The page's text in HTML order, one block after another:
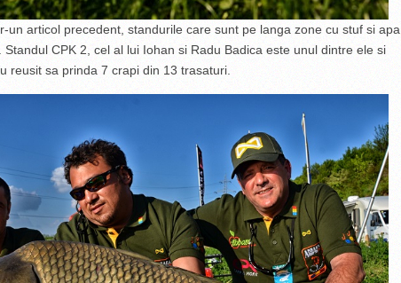
un articol precedent, standurile care sunt pe langa zone cu stuf si apa
CPK 2, cel al lui Iohan si Radu Badica este unul dintre ele si
reusit sa prinda 7 crapi din 13 trasaturi.